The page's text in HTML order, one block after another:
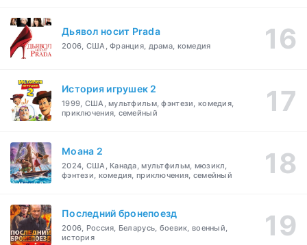
Дьявол носит Prada
2006, США, Франция, драма, комедия
История игрушек 2
1999, США, мультфильм, фэнтези, комедия,
приключения, семейный
Моана 2
2024, США, Канада, мультфильм, мюзикл,
фэнтези, комедия, приключения, семейный
Последний бронепоезд
2006, Россия, Беларусь, боевик, военный,
история